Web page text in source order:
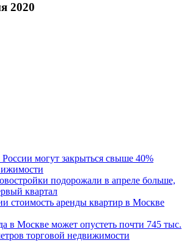
2020
могут закрыться свыше 40%
подорожали в апреле больше,
квартал
стоимость аренды квартир в Москве
в Москве может опустеть почти 745 тыс.
торговой недвижимости